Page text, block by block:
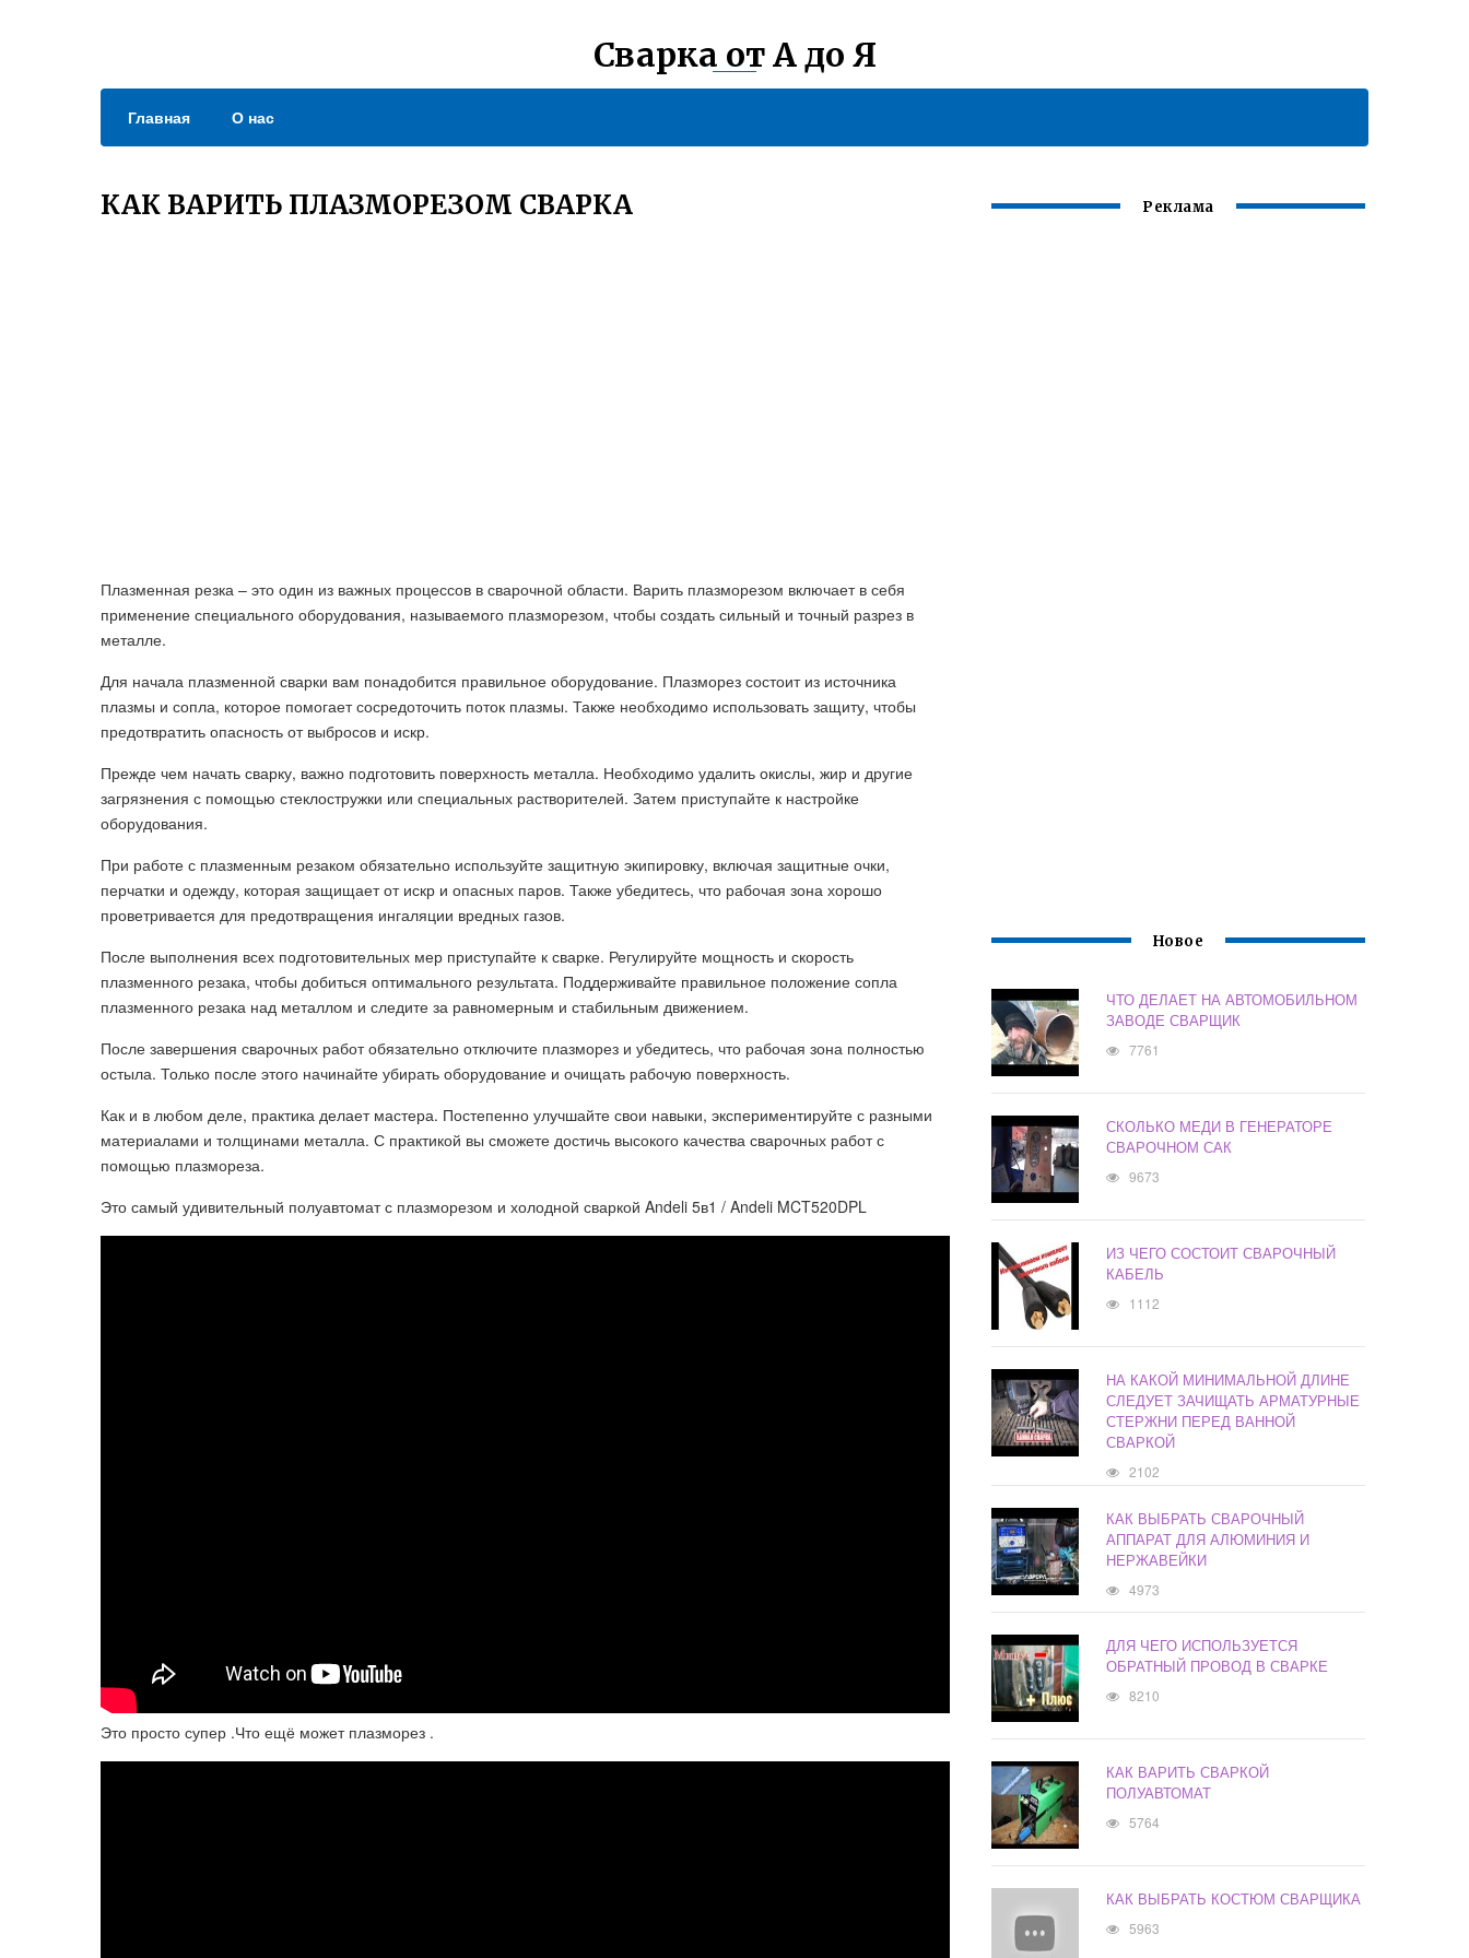
Сварка от А до Я
Главная О нас
КАК ВАРИТЬ ПЛАЗМОРЕЗОМ СВАРКА
Плазменная резка – это один из важных процессов в сварочной области. Варить плазморезом включает в себя
применение специального оборудования, называемого плазморезом, чтобы создать сильный и точный разрез в
металле.
Для начала плазменной сварки вам понадобится правильное оборудование. Плазморез состоит из источника
плазмы и сопла, которое помогает сосредоточить поток плазмы. Также необходимо использовать защиту, чтобы
предотвратить опасность от выбросов и искр.
Прежде чем начать сварку, важно подготовить поверхность металла. Необходимо удалить окислы, жир и другие
загрязнения с помощью стеклостружки или специальных растворителей. Затем приступайте к настройке
оборудования.
При работе с плазменным резаком обязательно используйте защитную экипировку, включая защитные очки,
перчатки и одежду, которая защищает от искр и опасных паров. Также убедитесь, что рабочая зона хорошо
проветривается для предотвращения ингаляции вредных газов.
После выполнения всех подготовительных мер приступайте к сварке. Регулируйте мощность и скорость
плазменного резака, чтобы добиться оптимального результата. Поддерживайте правильное положение сопла
плазменного резака над металлом и следите за равномерным и стабильным движением.
После завершения сварочных работ обязательно отключите плазморез и убедитесь, что рабочая зона полностью
остыла. Только после этого начинайте убирать оборудование и очищать рабочую поверхность.
Как и в любом деле, практика делает мастера. Постепенно улучшайте свои навыки, экспериментируйте с разными
материалами и толщинами металла. С практикой вы сможете достичь высокого качества сварочных работ с
помощью плазмореза.
Это самый удивительный полуавтомат с плазморезом и холодной сваркой Andeli 5в1 / Andeli MCT520DPL
Это просто супер .Что ещё может плазморез .
Реклама
Новое
ЧТО ДЕЛАЕТ НА АВТОМОБИЛЬНОМ
ЗАВОДЕ СВАРЩИК
7761
СКОЛЬКО МЕДИ В ГЕНЕРАТОРЕ
СВАРОЧНОМ САК
9673
ИЗ ЧЕГО СОСТОИТ СВАРОЧНЫЙ
КАБЕЛЬ
1112
НА КАКОЙ МИНИМАЛЬНОЙ ДЛИНЕ
СЛЕДУЕТ ЗАЧИЩАТЬ АРМАТУРНЫЕ
СТЕРЖНИ ПЕРЕД ВАННОЙ
СВАРКОЙ
2102
КАК ВЫБРАТЬ СВАРОЧНЫЙ
АППАРАТ ДЛЯ АЛЮМИНИЯ И
НЕРЖАВЕЙКИ
4973
ДЛЯ ЧЕГО ИСПОЛЬЗУЕТСЯ
ОБРАТНЫЙ ПРОВОД В СВАРКЕ
8210
КАК ВАРИТЬ СВАРКОЙ
ПОЛУАВТОМАТ
5764
КАК ВЫБРАТЬ КОСТЮМ СВАРЩИКА
5963